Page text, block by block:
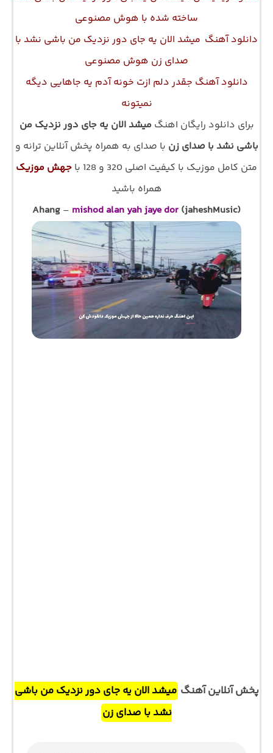
ساخته شده با هوش مصنوعی
دانلود آهنگ میشد الان یه جای دور نزدیک من باشی نشد با
صدای زن هوش مصنوعی
دانلود آهنگ جقدر دلم ازت خونه آدم یه جاهایی دیگه
نمیتونه
برای دانلود رایگان اهنگمیشد الان یه جای دور نزدیک من
باشی نشد با صدای زن با صدای به همراه پخش آنلاین ترانه و
متن کامل موزیک با کیفیت اصلی 320 و 128 با
جهش موزیک
همراه باشید
Ahang – mishod alan yah jaye dor (jaheshMusic)
پخش آنلاین آهنگ میشد الان یه جای دور نزدیک من باشی
نشد با صدای زن